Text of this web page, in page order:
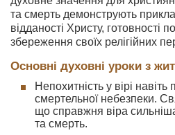
та смерть демонструють
відданості Христу, готовності
збереження своїх релігійних
Основні духовні уроки з
Непохитність у вірі
смертельної небезпеки.
що справжня віра
та смерть.